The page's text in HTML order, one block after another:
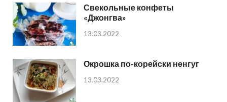
Свекольные конфеты
«Джонгва»
13.03.2022
Окрошка по-корейски ненгуг
13.03.2022